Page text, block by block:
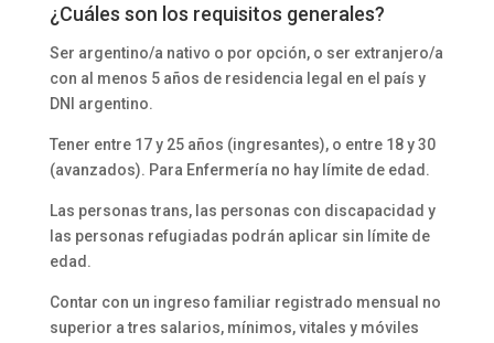
¿Cuáles son los requisitos generales?
Ser argentino/a nativo o por opción, o ser extranjero/a
con al menos 5 años de residencia legal en el país y
DNI argentino.
Tener entre 17 y 25 años (ingresantes), o entre 18 y 30
(avanzados). Para Enfermería no hay límite de edad.
Las personas trans, las personas con discapacidad y
las personas refugiadas podrán aplicar sin límite de
edad.
Contar con un ingreso familiar registrado mensual no
superior a tres salarios, mínimos, vitales y móviles